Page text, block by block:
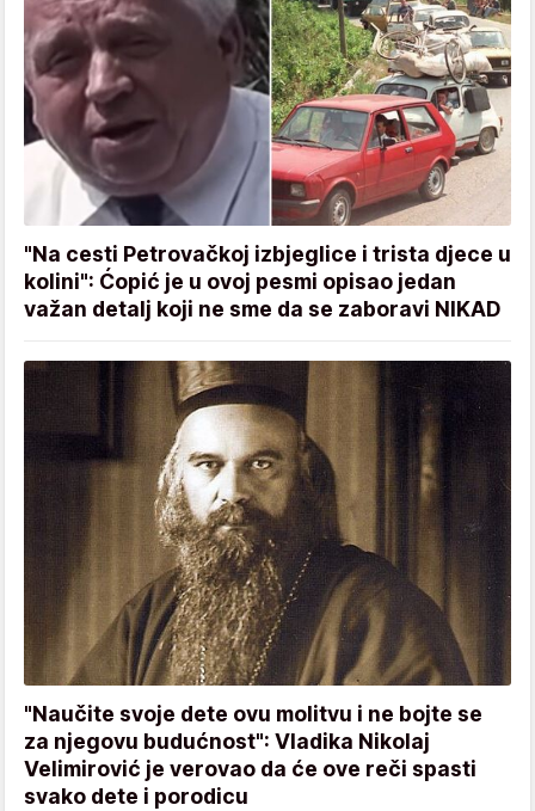
"Na cesti Petrovačkoj izbjeglice i trista djece u
kolini": Ćopić je u ovoj pesmi opisao jedan
važan detalj koji ne sme da se zaboravi NIKAD
"Naučite svoje dete ovu molitvu i ne bojte se
za njegovu budućnost": Vladika Nikolaj
Velimirović je verovao da će ove reči spasti
svako dete i porodicu